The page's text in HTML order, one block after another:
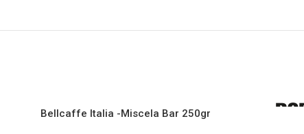
ДОБАВЯНЕ В КОЛИЧКАТА
Bellcaffe Italia -miscela Bar 250gr